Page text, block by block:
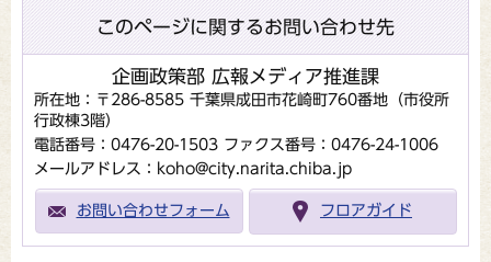
このページに関するお問い合わせ先
企画政策部 広報メディア推進課
所在地：〒286-8585 千葉県成田市花崎町760番地（市役所
行政棟3階）
電話番号：0476-20-1503 ファクス番号：0476-24-1006
メールアドレス：koho@city.narita.chiba.jp
お問い合わせフォーム フロアガイド